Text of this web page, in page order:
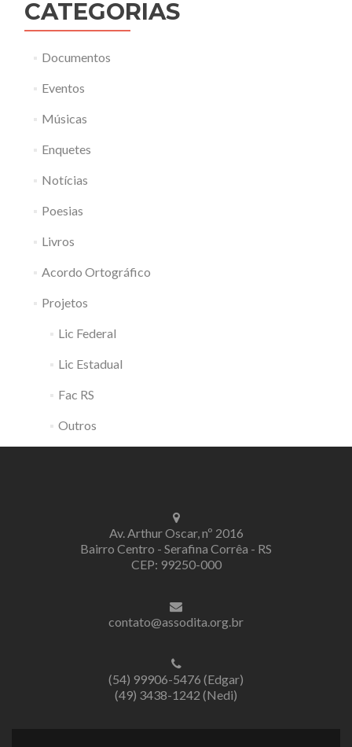
CATEGORIAS
Documentos
Eventos
Músicas
Enquetes
Notícias
Poesias
Livros
Acordo Ortográfico
Projetos
Lic Federal
Lic Estadual
Fac RS
Outros
Av. Arthur Oscar, nº 2016
Bairro Centro - Serafina Corrêa - RS
CEP: 99250-000
contato@assodita.org.br
(54) 99906-5476 (Edgar)
(49) 3438-1242 (Nedi)